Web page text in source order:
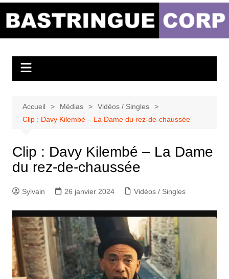
Bastringue Corp –
Musicales
Accueil Médias
Vidéos / Singles
Clip : Davy Kilembé – La Dame du rez-de-chaussée
Clip : Davy Kilembé – La Dame
du rez-de-chaussée
Sylvain 26 janvier 2024 Vidéos / Singles